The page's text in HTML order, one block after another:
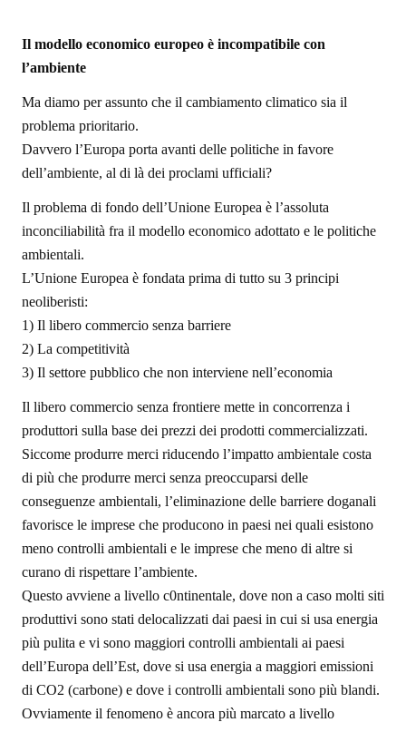
Il modello economico europeo è incompatibile con
l’ambiente
Ma diamo per assunto che il cambiamento climatico sia il
problema prioritario.
Davvero l’Europa porta avanti delle politiche in favore
dell’ambiente, al di là dei proclami ufficiali?
Il problema di fondo dell’Unione Europea è l’assoluta
inconciliabilità fra il modello economico adottato e le politiche
ambientali.
L’Unione Europea è fondata prima di tutto su 3 principi
neoliberisti:
1) Il libero commercio senza barriere
2) La competitività
3) Il settore pubblico che non interviene nell’economia
Il libero commercio senza frontiere mette in concorrenza i
produttori sulla base dei prezzi dei prodotti commercializzati.
Siccome produrre merci riducendo l’impatto ambientale costa
di più che produrre merci senza preoccuparsi delle
conseguenze ambientali, l’eliminazione delle barriere doganali
favorisce le imprese che producono in paesi nei quali esistono
meno controlli ambientali e le imprese che meno di altre si
curano di rispettare l’ambiente.
Questo avviene a livello c0ntinentale, dove non a caso molti siti
produttivi sono stati delocalizzati dai paesi in cui si usa energia
più pulita e vi sono maggiori controlli ambientali ai paesi
dell’Europa dell’Est, dove si usa energia a maggiori emissioni
di CO2 (carbone) e dove i controlli ambientali sono più blandi.
Ovviamente il fenomeno è ancora più marcato a livello